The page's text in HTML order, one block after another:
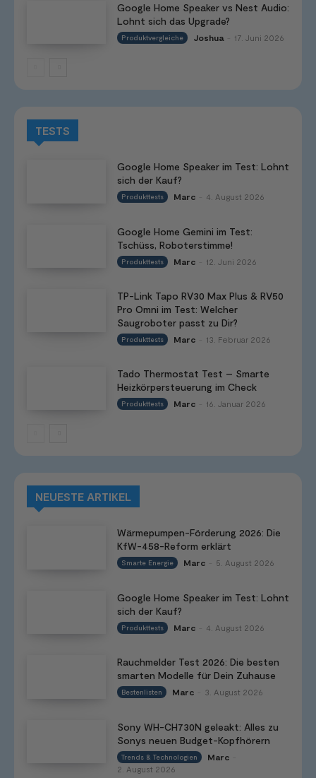
Google Home Speaker vs Nest Audio:
Lohnt sich das Upgrade?
Produktvergleiche Joshua 17. Juni 2026
TESTS
Google Home Speaker im Test: Lohnt
sich der Kauf?
Produkttests Marc 4. August 2026
Google Home Gemini im Test:
Tschüss, Roboterstimme!
Produkttests Marc 12. Juni 2026
TP-Link Tapo RV30 Max Plus & RV50
Pro Omni im Test: Welcher
Saugroboter passt zu Dir?
Produkttests Marc 13. Februar 2026
Tado Thermostat Test – Smarte
Heizkörpersteuerung im Check
Produkttests Marc 16. Januar 2026
NEUESTE ARTIKEL
Wärmepumpen-Förderung 2026: Die
KfW-458-Reform erklärt
Smarte Energie Marc 5. August 2026
Google Home Speaker im Test: Lohnt
sich der Kauf?
Produkttests Marc 4. August 2026
Rauchmelder Test 2026: Die besten
smarten Modelle für Dein Zuhause
Bestenlisten Marc 3. August 2026
Sony WH-CH730N geleakt: Alles zu
Sonys neuen Budget-Kopfhörern
Trends & Technologien Marc
2. August 2026